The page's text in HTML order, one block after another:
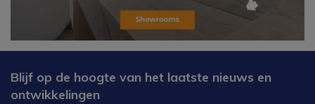
Blijf op de hoogte van het laatste nieuws en
ontwikkelingen